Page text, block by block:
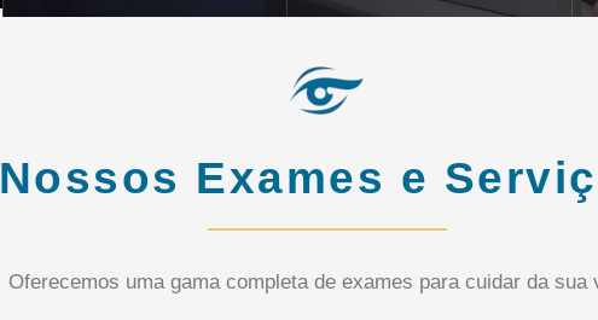
Nossos Exames e
Oferecemos uma gama completa de exames para cuidar da sua